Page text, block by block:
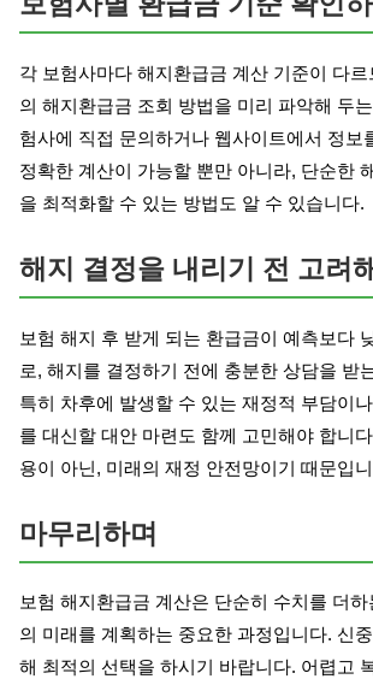
각 보험사마다 해지환급금 계산 기준이 다
의 해지환급금 조회 방법을 미리 파악해 두
험사에 직접 문의하거나 웹사이트에서 정보
정확한 계산이 가능할 뿐만 아니라, 단순한
을 최적화할 수 있는 방법도 알 수 있습니다.
해지 결정을 내리기 전 고려
보험 해지 후 받게 되는 환급금이 예측보다
로, 해지를 결정하기 전에 충분한 상담을 받
특히 차후에 발생할 수 있는 재정적 부담이
를 대신할 대안 마련도 함께 고민해야 합니
용이 아닌, 미래의 재정 안전망이기 때문입
마무리하며
보험 해지환급금 계산은 단순히 수치를 더
의 미래를 계획하는 중요한 과정입니다. 신
해 최적의 선택을 하시기 바랍니다. 어렵고